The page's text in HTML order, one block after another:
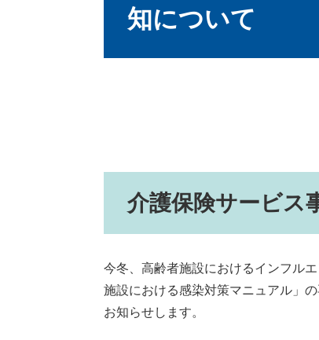
知について
介護保険サービス
今冬、高齢者施設におけるインフル
施設における感染対策マニュアル」
お知らせします。